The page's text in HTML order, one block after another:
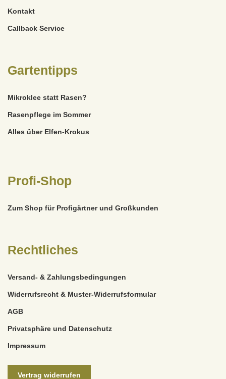
Kontakt
Callback Service
Gartentipps
Mikroklee statt Rasen?
Rasenpflege im Sommer
Alles über Elfen-Krokus
Profi-Shop
Zum Shop für Profigärtner und Großkunden
Rechtliches
Versand- & Zahlungsbedingungen
Widerrufsrecht & Muster-Widerrufsformular
AGB
Privatsphäre und Datenschutz
Impressum
Vertrag widerrufen